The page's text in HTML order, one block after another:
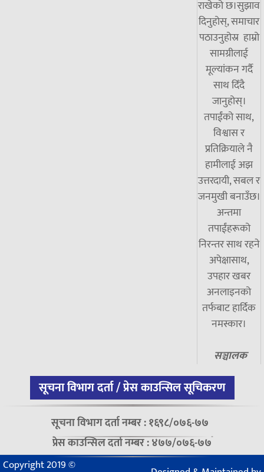
राखेको छ।सुझाव
दिनुहोस्, समाचार
पठाउनुहोस्र हाम्रो
सामग्रीलाई
मूल्यांकन गर्दै
साथ दिँदै
जानुहोस्।
तपाईंको साथ,
विश्वास र
प्रतिक्रियाले नै
हामीलाई अझ
उत्तरदायी, सबल र
जनमुखी बनाउँछ।
अन्तमा
तपाईंहरूको
निरन्तर साथ रहने
अपेक्षासाथ,
उपहार खबर
अनलाइनको
तर्फबाट हार्दिक
नमस्कार।
सञ्चालक
सूचना विभाग दर्ता / प्रेस काउन्सिल सूचिकरण
सूचना विभाग दर्ता नम्बर : १६९८/०७६-७७
प्रेस काउन्सिल दर्ता नम्बर : ४७७/०७६-७७
Copyright 2019 ©